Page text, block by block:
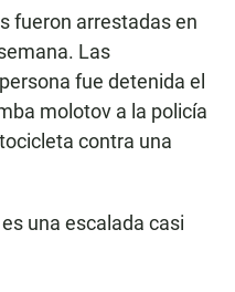
fueron arrestadas en
Las
fue detenida el
molotov a la policía
contra una
una escalada casi